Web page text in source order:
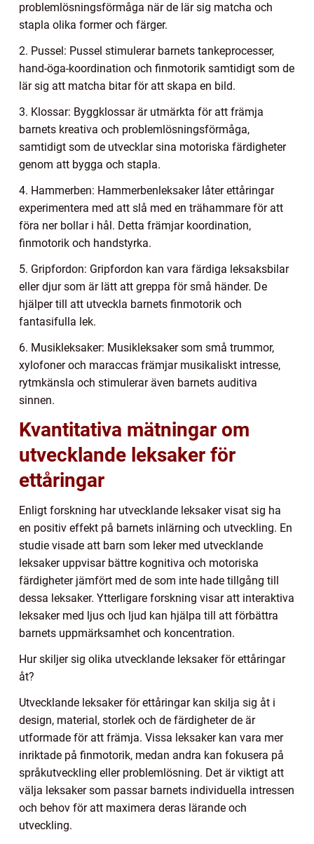
problemlösningsförmåga när de lär sig matcha och
stapla olika former och färger.
2. Pussel: Pussel stimulerar barnets tankeprocesser,
hand-öga-koordination och finmotorik samtidigt som de
lär sig att matcha bitar för att skapa en bild.
3. Klossar: Byggklossar är utmärkta för att främja
barnets kreativa och problemlösningsförmåga,
samtidigt som de utvecklar sina motoriska färdigheter
genom att bygga och stapla.
4. Hammerben: Hammerbenleksaker låter ettåringar
experimentera med att slå med en trähammare för att
föra ner bollar i hål. Detta främjar koordination,
finmotorik och handstyrka.
5. Gripfordon: Gripfordon kan vara färdiga leksaksbilar
eller djur som är lätt att greppa för små händer. De
hjälper till att utveckla barnets finmotorik och
fantasifulla lek.
6. Musikleksaker: Musikleksaker som små trummor,
xylofoner och maraccas främjar musikaliskt intresse,
rytmkänsla och stimulerar även barnets auditiva
sinnen.
Kvantitativa mätningar om
utvecklande leksaker för
ettåringar
Enligt forskning har utvecklande leksaker visat sig ha
en positiv effekt på barnets inlärning och utveckling. En
studie visade att barn som leker med utvecklande
leksaker uppvisar bättre kognitiva och motoriska
färdigheter jämfört med de som inte hade tillgång till
dessa leksaker. Ytterligare forskning visar att interaktiva
leksaker med ljus och ljud kan hjälpa till att förbättra
barnets uppmärksamhet och koncentration.
Hur skiljer sig olika utvecklande leksaker för ettåringar
åt?
Utvecklande leksaker för ettåringar kan skilja sig åt i
design, material, storlek och de färdigheter de är
utformade för att främja. Vissa leksaker kan vara mer
inriktade på finmotorik, medan andra kan fokusera på
språkutveckling eller problemlösning. Det är viktigt att
välja leksaker som passar barnets individuella intressen
och behov för att maximera deras lärande och
utveckling.